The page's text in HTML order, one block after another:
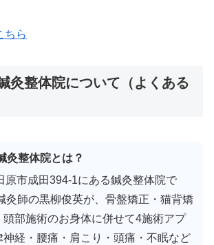
ちら
灸整体院について（よくある
灸整体院とは？
原市成田394-1にある鍼灸整体院で
灸師の黒柳俊英が、骨盤矯正・猫背矯
頭部施術のお身体に併せて4施術アプ
神経・腰痛・肩こり・頭痛・不眠など